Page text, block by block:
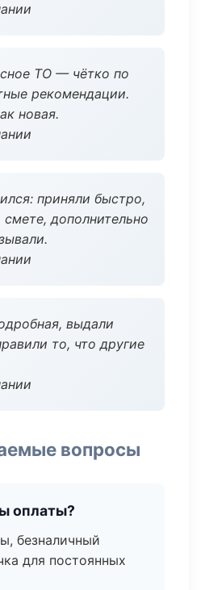
ТО — чётко по
рекомендации.
новая.
приняли быстро,
дополнительно
выдали
то, что другие
вопросы
оплаты?
безналичный
для постоянных